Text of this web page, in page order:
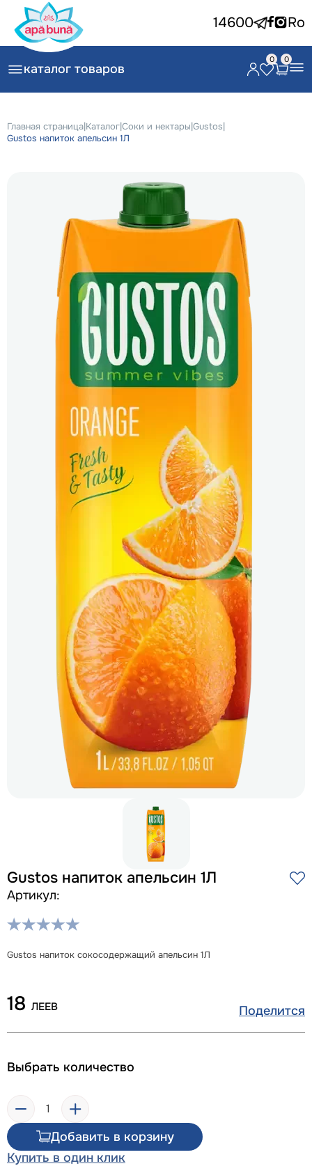
14600 Ro
каталог товаров
0 0
Главная страница|Каталог|Соки и нектары|Gustos|
Gustos напиток апельсин 1Л
Gustos напиток апельсин 1Л
Артикул:
Gustos напиток сокосодержащий апельсин 1Л
18 ЛЕЕВ Поделится
Выбрать количество
Добавить в корзину
Купить в один клик